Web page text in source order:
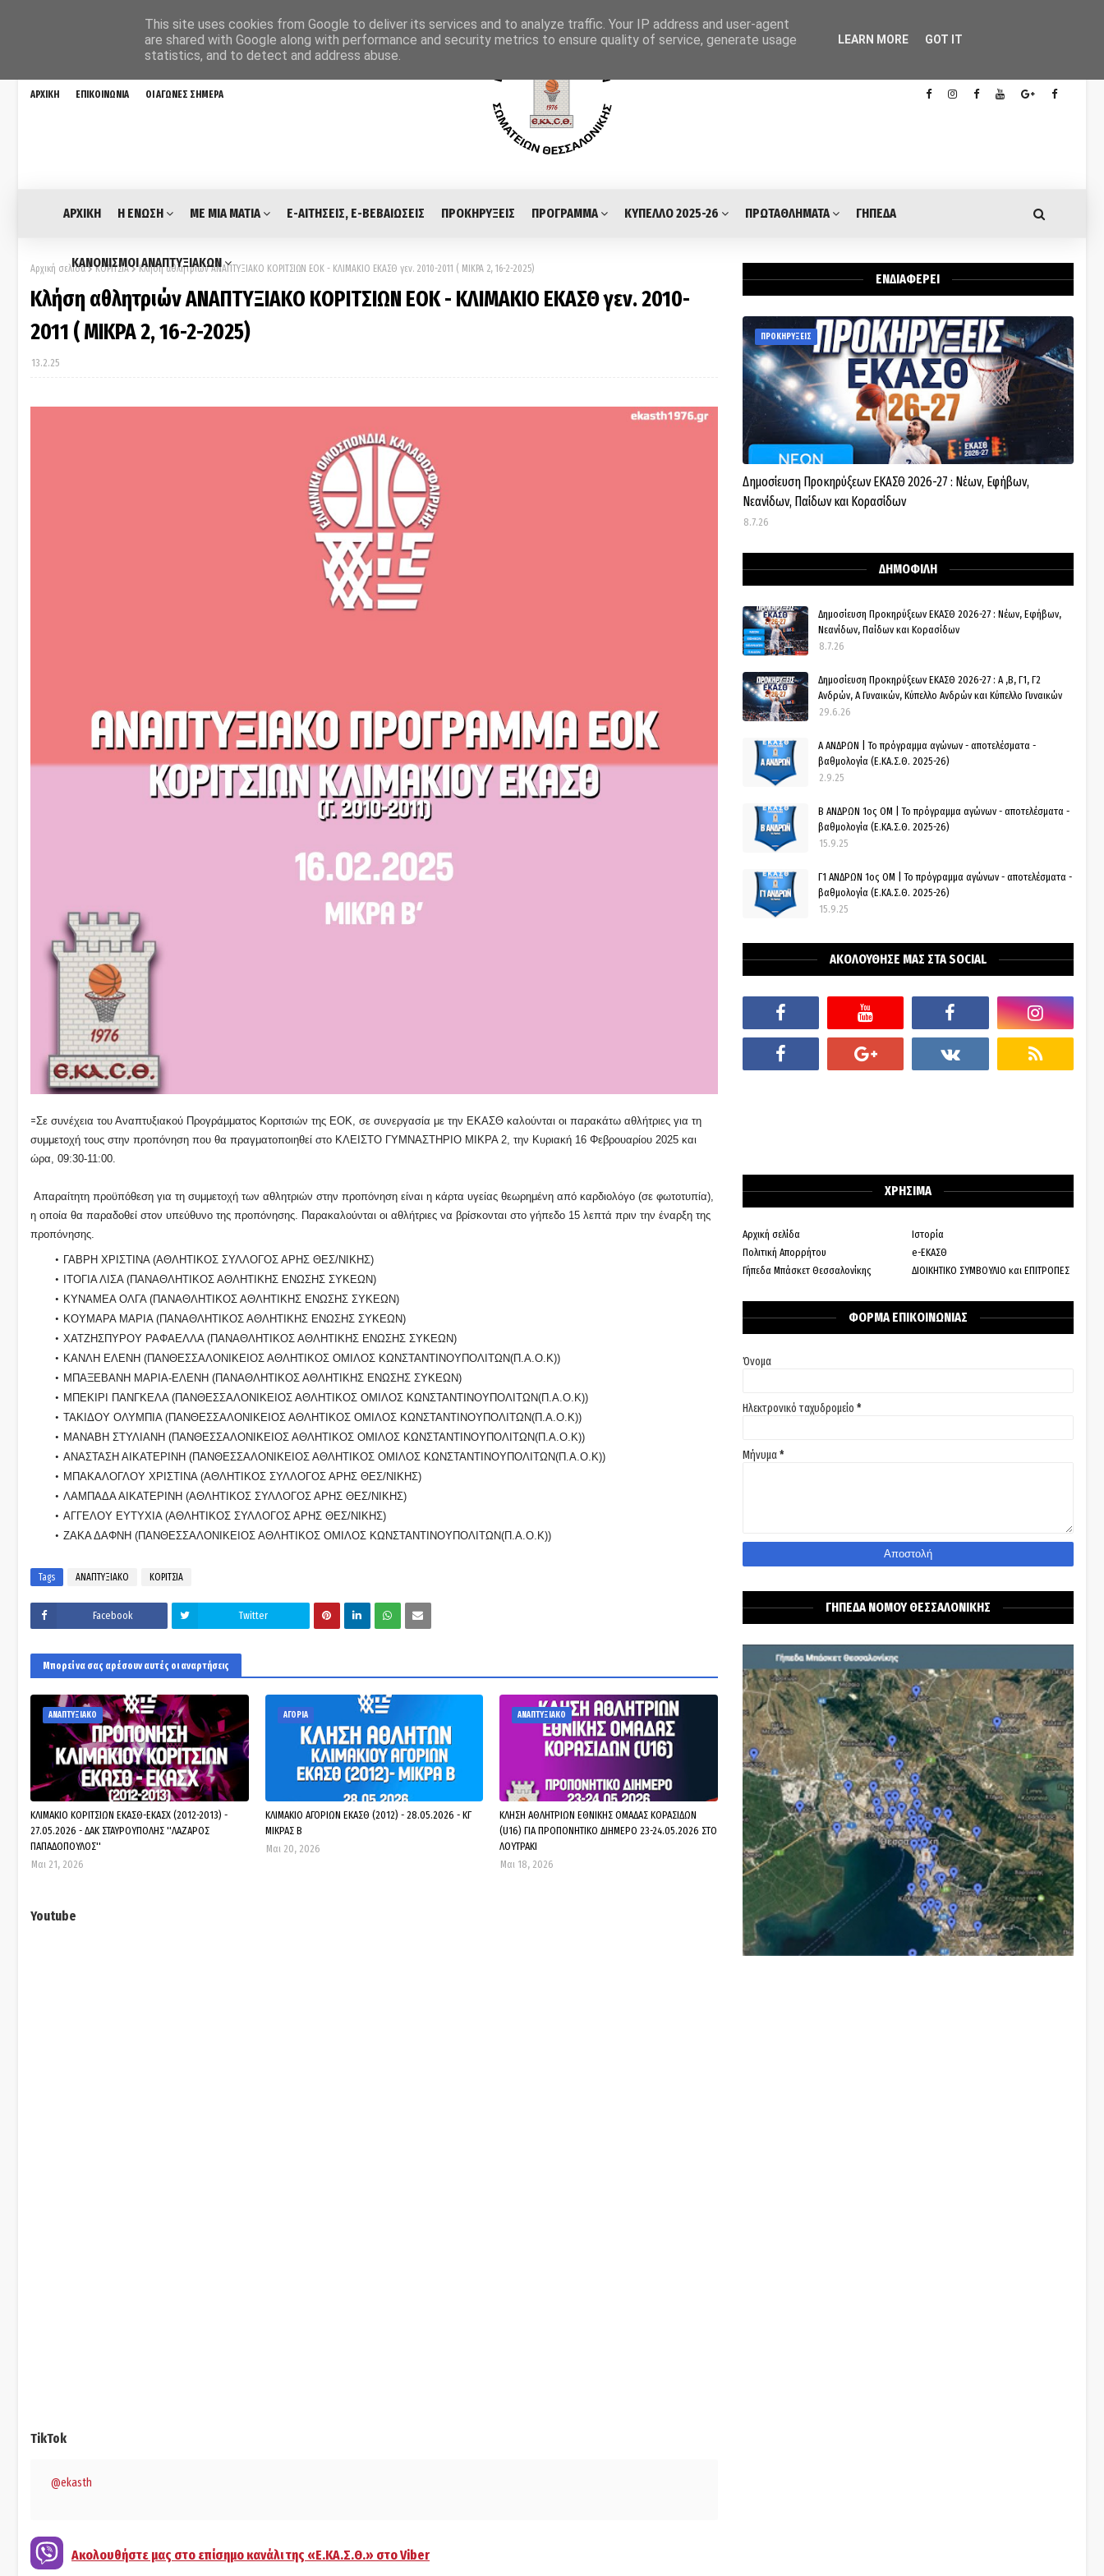
ΑΡΧΙΚΗ ΕΠΙΚΟΙΝΩΝΙΑ ΟΙ ΑΓΩΝΕΣ ΣΗΜΕΡΑ
ΑΡΧΙΚΗ Η ΕΝΩΣΗ ΜΕ ΜΙΑ ΜΑΤΙΑ E-ΑΙΤΗΣΕΙΣ, E-ΒΕΒΑΙΩΣΕΙΣ ΠΡΟΚΗΡΥΞΕΙΣ ΠΡΟΓΡΑΜΜΑ ΚΥΠΕΛΛΟ 2025-26 ΠΡΩΤΑΘΛΗΜΑΤΑ ΓΗΠΕΔΑ
ΚΑΝΟΝΙΣΜΟΙ ΑΝΑΠΤΥΞΙΑΚΩΝ
Αρχική σελίδα ΚΟΡΙΤΣΙΑ Κλήση αθλητριών ΑΝΑΠΤΥΞΙΑΚΟ ΚΟΡΙΤΣΙΩΝ ΕΟΚ - ΚΛΙΜΑΚΙΟ ΕΚΑΣΘ γεν. 2010-2011 ( ΜΙΚΡΑ 2, 16-2-2025)
Κλήση αθλητριών ΑΝΑΠΤΥΞΙΑΚΟ ΚΟΡΙΤΣΙΩΝ ΕΟΚ - ΚΛΙΜΑΚΙΟ ΕΚΑΣΘ γεν. 2010-
2011 ( ΜΙΚΡΑ 2, 16-2-2025)
13.2.25
=Σε συνέχεια του Αναπτυξιακού Προγράμματος Κοριτσιών της ΕΟΚ, σε συνεργασία με την ΕΚΑΣΘ καλούνται οι παρακάτω αθλήτριες για τη
συμμετοχή τους στην προπόνηση που θα πραγματοποιηθεί στο ΚΛΕΙΣΤΟ ΓΥΜΝΑΣΤΗΡΙΟ ΜΙΚΡΑ 2, την Κυριακή 16 Φεβρουαρίου 2025 και
ώρα, 09:30-11:00.
Απαραίτητη προϋπόθεση για τη συμμετοχή των αθλητριών στην προπόνηση είναι η κάρτα υγείας θεωρημένη από καρδιολόγο (σε φωτοτυπία),
η οποία θα παραδοθεί στον υπεύθυνο της προπόνησης. Παρακαλούνται οι αθλήτριες να βρίσκονται στο γήπεδο 15 λεπτά πριν την έναρξη της
προπόνησης.
ΓΑΒΡΗ ΧΡΙΣΤΙΝΑ (ΑΘΛΗΤΙΚΟΣ ΣΥΛΛΟΓΟΣ ΑΡΗΣ ΘΕΣ/ΝΙΚΗΣ)
ΙΤΟΓΙΑ ΛΙΣΑ (ΠΑΝΑΘΛΗΤΙΚΟΣ ΑΘΛΗΤΙΚΗΣ ΕΝΩΣΗΣ ΣΥΚΕΩΝ)
ΚΥΝΑΜΕΑ ΟΛΓΑ (ΠΑΝΑΘΛΗΤΙΚΟΣ ΑΘΛΗΤΙΚΗΣ ΕΝΩΣΗΣ ΣΥΚΕΩΝ)
ΚΟΥΜΑΡΑ ΜΑΡΙΑ (ΠΑΝΑΘΛΗΤΙΚΟΣ ΑΘΛΗΤΙΚΗΣ ΕΝΩΣΗΣ ΣΥΚΕΩΝ)
ΧΑΤΖΗΣΠΥΡΟΥ ΡΑΦΑΕΛΛΑ (ΠΑΝΑΘΛΗΤΙΚΟΣ ΑΘΛΗΤΙΚΗΣ ΕΝΩΣΗΣ ΣΥΚΕΩΝ)
ΚΑΝΛΗ ΕΛΕΝΗ (ΠΑΝΘΕΣΣΑΛΟΝΙΚΕΙΟΣ ΑΘΛΗΤΙΚΟΣ ΟΜΙΛΟΣ ΚΩΝΣΤΑΝΤΙΝΟΥΠΟΛΙΤΩΝ(Π.Α.Ο.Κ))
ΜΠΑΞΕΒΑΝΗ ΜΑΡΙΑ-ΕΛΕΝΗ (ΠΑΝΑΘΛΗΤΙΚΟΣ ΑΘΛΗΤΙΚΗΣ ΕΝΩΣΗΣ ΣΥΚΕΩΝ)
ΜΠΕΚΙΡΙ ΠΑΝΓΚΕΛΑ (ΠΑΝΘΕΣΣΑΛΟΝΙΚΕΙΟΣ ΑΘΛΗΤΙΚΟΣ ΟΜΙΛΟΣ ΚΩΝΣΤΑΝΤΙΝΟΥΠΟΛΙΤΩΝ(Π.Α.Ο.Κ))
ΤΑΚΙΔΟΥ ΟΛΥΜΠΙΑ (ΠΑΝΘΕΣΣΑΛΟΝΙΚΕΙΟΣ ΑΘΛΗΤΙΚΟΣ ΟΜΙΛΟΣ ΚΩΝΣΤΑΝΤΙΝΟΥΠΟΛΙΤΩΝ(Π.Α.Ο.Κ))
ΜΑΝΑΒΗ ΣΤΥΛΙΑΝΗ (ΠΑΝΘΕΣΣΑΛΟΝΙΚΕΙΟΣ ΑΘΛΗΤΙΚΟΣ ΟΜΙΛΟΣ ΚΩΝΣΤΑΝΤΙΝΟΥΠΟΛΙΤΩΝ(Π.Α.Ο.Κ))
ΑΝΑΣΤΑΣΗ ΑΙΚΑΤΕΡΙΝΗ (ΠΑΝΘΕΣΣΑΛΟΝΙΚΕΙΟΣ ΑΘΛΗΤΙΚΟΣ ΟΜΙΛΟΣ ΚΩΝΣΤΑΝΤΙΝΟΥΠΟΛΙΤΩΝ(Π.Α.Ο.Κ))
ΜΠΑΚΑΛΟΓΛΟΥ ΧΡΙΣΤΙΝΑ (ΑΘΛΗΤΙΚΟΣ ΣΥΛΛΟΓΟΣ ΑΡΗΣ ΘΕΣ/ΝΙΚΗΣ)
ΛΑΜΠΑΔΑ ΑΙΚΑΤΕΡΙΝΗ (ΑΘΛΗΤΙΚΟΣ ΣΥΛΛΟΓΟΣ ΑΡΗΣ ΘΕΣ/ΝΙΚΗΣ)
ΑΓΓΕΛΟΥ ΕΥΤΥΧΙΑ (ΑΘΛΗΤΙΚΟΣ ΣΥΛΛΟΓΟΣ ΑΡΗΣ ΘΕΣ/ΝΙΚΗΣ)
ΖΑΚΑ ΔΑΦΝΗ (ΠΑΝΘΕΣΣΑΛΟΝΙΚΕΙΟΣ ΑΘΛΗΤΙΚΟΣ ΟΜΙΛΟΣ ΚΩΝΣΤΑΝΤΙΝΟΥΠΟΛΙΤΩΝ(Π.Α.Ο.Κ))
Tags ΑΝΑΠΤΥΞΙΑΚΟ ΚΟΡΙΤΣΙΑ
Facebook Twitter
Μπορεί να σας αρέσουν αυτές οι αναρτήσεις
ΑΝΑΠΤΥΞΙΑΚΟ
ΚΛΙΜΑΚΙΟ ΚΟΡΙΤΣΙΩΝ ΕΚΑΣΘ-ΕΚΑΣΧ (2012-2013) -
27.05.2026 - ΔΑΚ ΣΤΑΥΡΟΥΠΟΛΗΣ ''ΛΑΖΑΡΟΣ
ΠΑΠΑΔΟΠΟΥΛΟΣ''
Μαι 21, 2026
ΑΓΟΡΙΑ
ΚΛΙΜΑΚΙΟ ΑΓΟΡΙΩΝ ΕΚΑΣΘ (2012) - 28.05.2026 - ΚΓ
ΜΙΚΡΑΣ Β
Μαι 20, 2026
ΑΝΑΠΤΥΞΙΑΚΟ
ΚΛΗΣΗ ΑΘΛΗΤΡΙΩΝ ΕΘΝΙΚΗΣ ΟΜΑΔΑΣ ΚΟΡΑΣΙΔΩΝ
(U16) ΓΙΑ ΠΡΟΠΟΝΗΤΙΚΟ ΔΙΗΜΕΡΟ 23-24.05.2026 ΣΤΟ
ΛΟΥΤΡΑΚΙ
Μαι 18, 2026
Youtube
TikTok
@ekasth
Ακολουθήστε μας στο επίσημο κανάλι της «Ε.ΚΑ.Σ.Θ.» στο Viber
ΕΝΔΙΑΦΕΡΕΙ
ΠΡΟΚΗΡΥΞΕΙΣ
Δημοσίευση Προκηρύξεων ΕΚΑΣΘ 2026-27 : Νέων, Εφήβων,
Νεανίδων, Παίδων και Κορασίδων
8.7.26
ΔΗΜΟΦΙΛΗ
Δημοσίευση Προκηρύξεων ΕΚΑΣΘ 2026-27 : Νέων, Εφήβων,
Νεανίδων, Παίδων και Κορασίδων
8.7.26
Δημοσίευση Προκηρύξεων ΕΚΑΣΘ 2026-27 : Α ,Β, Γ1, Γ2
Ανδρών, Α Γυναικών, Κύπελλο Ανδρών και Κύπελλο Γυναικών
29.6.26
Α ΑΝΔΡΩΝ | Το πρόγραμμα αγώνων - αποτελέσματα -
βαθμολογία (Ε.ΚΑ.Σ.Θ. 2025-26)
2.9.25
Β ΑΝΔΡΩΝ 1ος ΟΜ | Το πρόγραμμα αγώνων - αποτελέσματα -
βαθμολογία (Ε.ΚΑ.Σ.Θ. 2025-26)
15.9.25
Γ1 ΑΝΔΡΩΝ 1ος ΟΜ | Το πρόγραμμα αγώνων - αποτελέσματα -
βαθμολογία (Ε.ΚΑ.Σ.Θ. 2025-26)
15.9.25
ΑΚΟΛΟΥΘΗΣΕ ΜΑΣ ΣΤΑ SOCIAL
ΧΡΗΣΙΜΑ
Αρχική σελίδα
Ιστορία
Πολιτική Απορρήτου
e-ΕΚΑΣΘ
Γήπεδα Μπάσκετ Θεσσαλονίκης
ΔΙΟΙΚΗΤΙΚΟ ΣΥΜΒΟΥΛΙΟ και ΕΠΙΤΡΟΠΕΣ
ΦΟΡΜΑ ΕΠΙΚΟΙΝΩΝΙΑΣ
Όνομα
Ηλεκτρονικό ταχυδρομείο *
Μήνυμα*
ΓΗΠΕΔΑ ΝΟΜΟΥ ΘΕΣΣΑΛΟΝΙΚΗΣ
This site uses cookies from Google to deliver its services and to analyze traffic. Your IP address and user-agent
are shared with Google along with performance and security metrics to ensure quality of service, generate usage
statistics, and to detect and address abuse.
LEARN MORE GOT IT